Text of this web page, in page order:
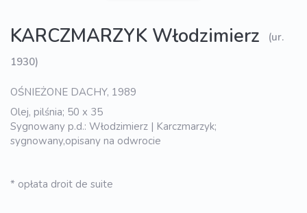
KARCZMARZYK Włodzimierz
(ur.
1930)
OŚNIEŻONE DACHY, 1989
Olej, pilśnia; 50 x 35
Sygnowany p.d.: Włodzimierz | Karczmarzyk;
sygnowany,opisany na odwrocie
* opłata droit de suite